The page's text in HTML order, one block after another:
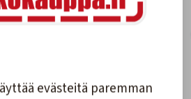
evästeitä paremman